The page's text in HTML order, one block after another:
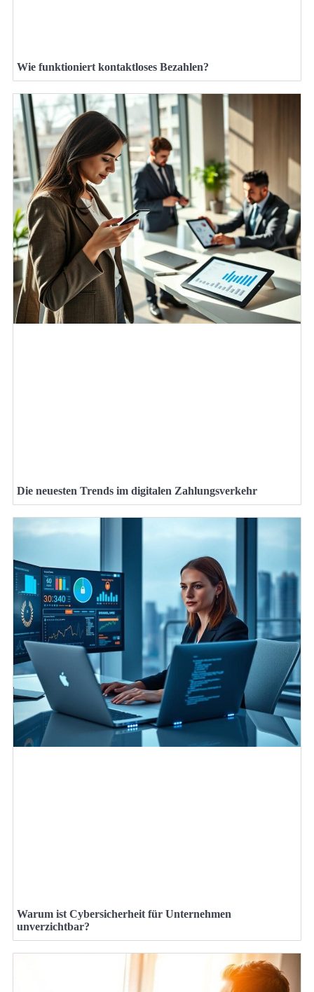
Wie funktioniert kontaktloses Bezahlen?
Die neuesten Trends im digitalen Zahlungsverkehr
Warum ist Cybersicherheit für Unternehmen
unverzichtbar?